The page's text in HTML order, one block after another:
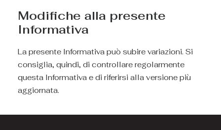
Modifiche alla presente
Informativa
La presente Informativa può subire variazioni. Si
consiglia, quindi, di controllare regolarmente
questa Informativa e di riferirsi alla versione più
aggiornata.